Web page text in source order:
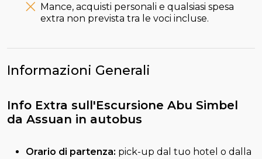
Mance, acquisti personali e qualsiasi spesa
extra non prevista tra le voci incluse.
Informazioni Generali
Info Extra sull'Escursione Abu Simbel
da Assuan in autobus
Orario di partenza: pick-up dal tuo hotel o dalla